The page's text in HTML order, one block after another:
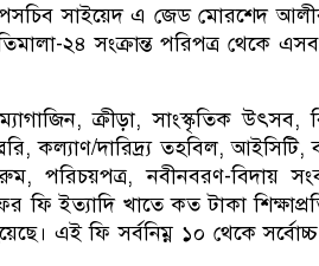
উপসচিব সাইয়েদ এ জেড মোরশেদ
২৪ সংক্রান্ত পরিপত্র থেকে
ক্রীড়া, সাংস্কৃতিক উৎসব,
কল্যাণ/দারিদ্র্য তহবিল, আইসিটি,
পরিচয়পত্র, নবীনবরণ-বিদায়
ফি ইত্যাদি খাতে কত টাকা
এই ফি সর্বনিম্ন ১০ থেকে